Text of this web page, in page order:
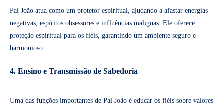
Pai João atua como um protetor espiritual, ajudando a afastar energias
negativas, espíritos obsessores e influências malignas. Ele oferece
proteção espiritual para os fiéis, garantindo um ambiente seguro e
harmonioso.
4. Ensino e Transmissão de Sabedoria
Uma das funções importantes de Pai João é educar os fiéis sobre valores